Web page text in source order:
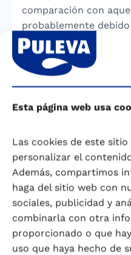
Esta página web usa
Las cookies de este
personalizar el
Además, compartimos
haga del sitio web con
sociales, publicidad y
combinarla con otra
proporcionado o que
uso que haya hecho de
comparación con
probablemente
hormonal inducida por
oxitocina también
reducir los niveles de
sensación de calma y
explorando el papel
la resiliencia frente al
demostrado que los
tienden a tener una
al estrés en
alimentados con
deberse a los efectos
componentes